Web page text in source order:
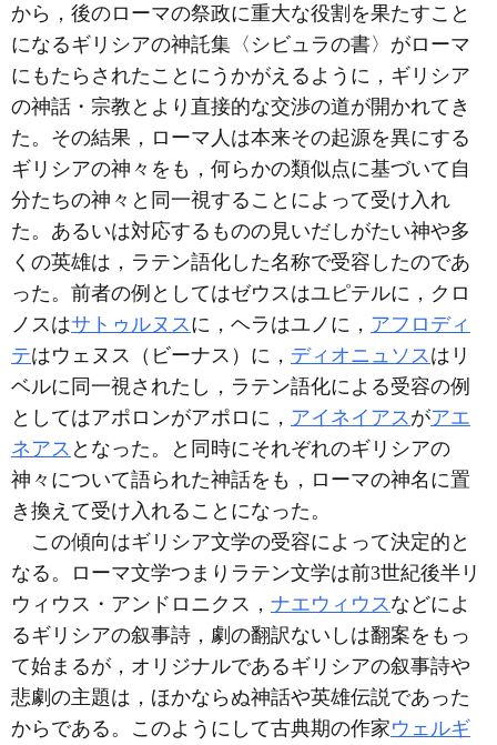
から，後のローマの祭政に重大な役割を果たすこと
になるギリシアの神託集〈シビュラの書〉がローマ
にもたらされたことにうかがえるように，ギリシア
の神話・宗教とより直接的な交渉の道が開かれてき
た。その結果，ローマ人は本来その起源を異にする
ギリシアの神々をも，何らかの類似点に基づいて自
分たちの神々と同一視することによって受け入れ
た。あるいは対応するものの見いだしがたい神や多
くの英雄は，ラテン語化した名称で受容したのであ
った。前者の例としてはゼウスはユピテルに，クロ
ノスはサトゥルヌスに，ヘラはユノに， アフロディ
テはウェヌス（ビーナス）に， ディオニュソスはリ
ベルに同一視されたし，ラテン語化による受容の例
としてはアポロンがアポロに， アイネイアスがアエ
ネアス となった。と同時にそれぞれのギリシアの
神々について語られた神話をも，ローマの神名に置
き換えて受け入れることになった。
この傾向はギリシア文学の受容によって決定的と
なる。ローマ文学つまりラテン文学は前3世紀後半リ
ウィウス・アンドロニクス， ナエウィウスなどによ
るギリシアの叙事詩，劇の翻訳ないしは翻案をもっ
て始まるが，オリジナルであるギリシアの叙事詩や
悲劇の主題は，ほかならぬ神話や英雄伝説であった
からである。このようにして古典期の作家ウェルギ